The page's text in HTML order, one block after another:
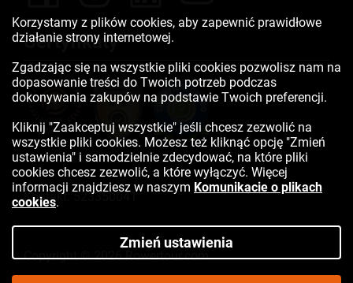
Certyfikaty
Kontakt:523350041
Copyright © 2026 Rowertour.com
Korzystamy z plików cookies, aby zapewnić prawidłowe
działanie strony internetowej.
Zgadzając się na wszystkie pliki cookies pozwolisz nam na
dopasowanie treści do Twoich potrzeb podczas
dokonywania zakupów na podstawie Twoich preferencji.
Kliknij "Zaakceptuj wszystkie" jeśli chcesz zezwolić na
wszystkie pliki cookies. Możesz też kliknąć opcję "Zmień
ustawienia" i samodzielnie zdecydować, na które pliki
cookies chcesz zezwolić, a które wyłączyć. Więcej
informacji znajdziesz w naszym Komunikacie o plikach
cookies.
Zmień ustawienia